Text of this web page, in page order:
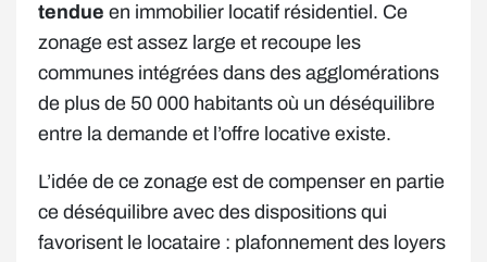
tendue en immobilier locatif résidentiel. Ce
zonage est assez large et recoupe les
communes intégrées dans des agglomérations
de plus de 50 000 habitants où un déséquilibre
entre la demande et l’offre locative existe.
L’idée de ce zonage est de compenser en partie
ce déséquilibre avec des dispositions qui
favorisent le locataire : plafonnement des loyers